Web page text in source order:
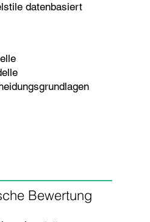
datenbasiert
Bewertung